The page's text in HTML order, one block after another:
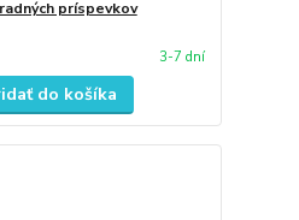
príspevkov
3-7 dní
do košíka